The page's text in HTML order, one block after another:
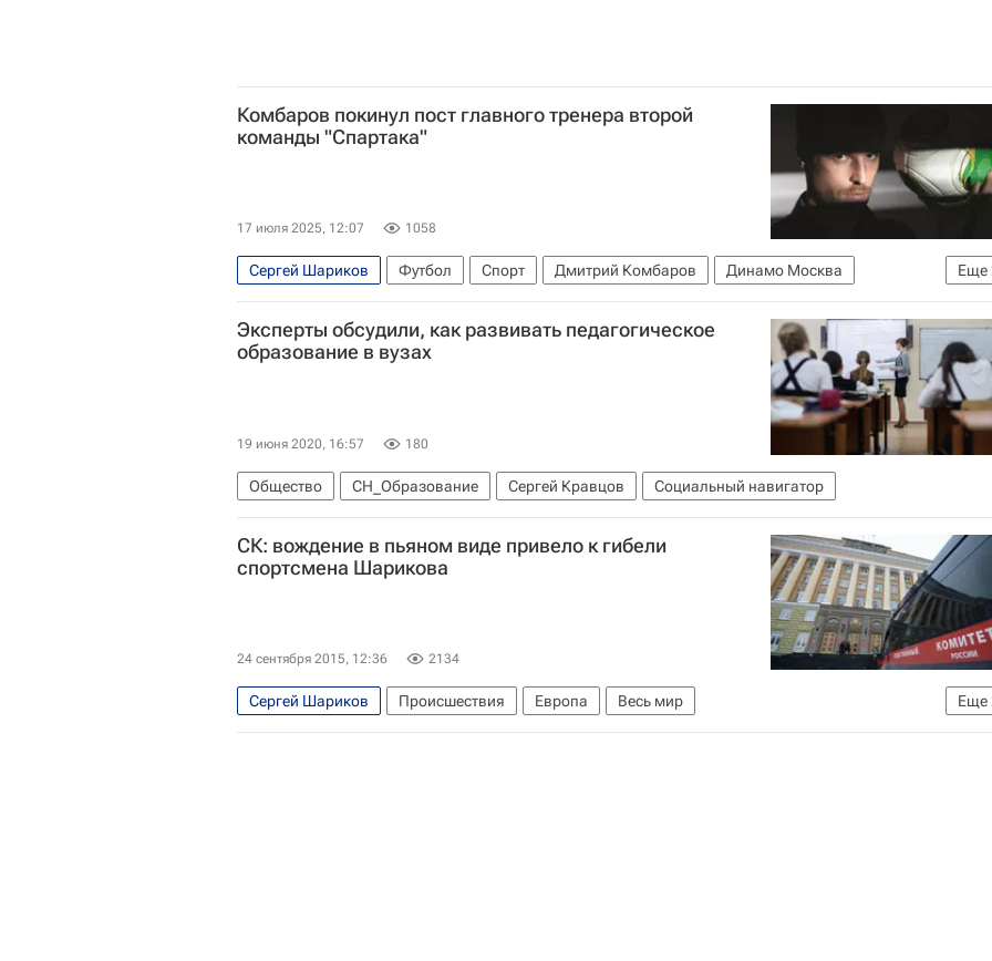
Комбаров покинул пост главного тренера второй
команды "Спартака"
17 июля 2025, 12:07 1058
Еще
Сергей Шариков Футбол Спорт Дмитрий Комбаров
Динамо Москва
Спартак-2
Спартак Москва
Эксперты обсудили, как развивать педагогическое
образование в вузах
19 июня 2020, 16:57 180
Общество СН_Образование Сергей Кравцов Социальный навигатор
СК: вождение в пьяном виде привело к гибели
спортсмена Шарикова
24 сентября 2015, 12:36 2134
Еще
Сергей Шариков Происшествия Европа
Весь мир
Главное следственное управление СК РФ
Россия